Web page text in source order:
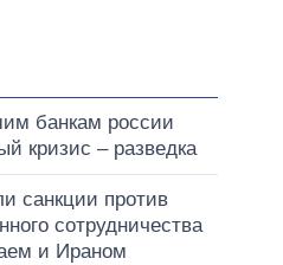
банкам россии
кризис – разведка
санкции против
сотрудничества
и Ираном